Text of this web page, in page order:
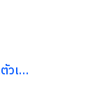
คำถามที่พบบ่อยเกี่ยวกับฝันว่าตัวเองตาย